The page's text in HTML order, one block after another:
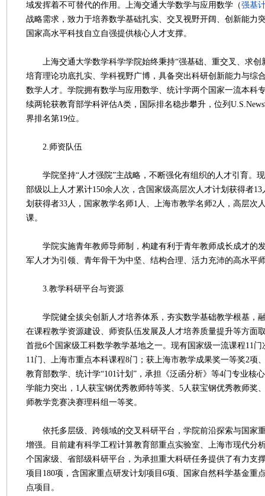
域发挥着不可替代的作用。上海交通大学数学与应用数学（强基
战略需求，致力于培养数学基础扎实、交叉视野开阔、创新能力
国家高水平科技自立自强提供核心人才支撑。
上海交通大学数学科学学院始终秉持“强基础、重交叉、求创
培育理论功底扎实、学科视野广博，具备突出科研创新能力与综
数学人才。学院拥有数学与应用数学、统计学两个国家一流本科
续两轮获教育部学科评估A类，国际排名稳步攀升，位列
界排名第19位。
2.师资队伍
学院坚持“人才强院”主战略，不断强化有组织的人才引育。现
部级以上人才累计150余人次，含国家级高层次人才计划获得者
划获得者33人，国家教学名师1人、上海市教学名师2人，高层次
课。
学院实施青年教师导师制，构建有利于青年教师成长成才的
军人才为引领、青年骨干为中坚、结构合理、活力充沛的高水平
3.教学科研平台与资源
学院健全拔尖创新人才培养体系，夯实数学基础教学根基，
在课程教学资源建设、师资队伍发展及人才培养质量提升等方面
首批6个国家级工科数学教学基地之一。现有国家级一流课程11
11门、上海市重点本科课程8门；获上海市教学成果奖一等奖2项
教育部数学、统计学“101计划”，承担《泛函分析》等4门专业核
学能力突出，1人获宝钢优秀教师特等奖、5人获宝钢优秀教师奖
师教学竞赛决赛理科组一等奖。
依托多层级、跨领域的交叉科研平台，学院前沿探索与国家
增强。目前建有科学工程计算教育部重点实验室、上海市现代分
个国家级、省部级科研平台，为承担重大科研任务提供了有力支
项目180项，含国家重点研发计划项目6项、国家自然科学基金重
点项目。